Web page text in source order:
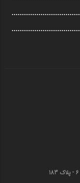
قم - خیابان انقلاب (چهارمردان)‌ - کوچه 6 - پلاک 183